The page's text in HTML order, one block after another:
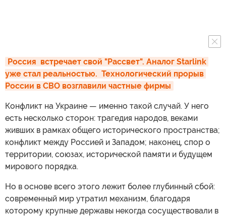
Россия  встречает свой "Рассвет". Аналог Starlink
уже стал реальностью.  Технологический прорыв
России в СВО возглавили частные фирмы
Конфликт на Украине — именно такой случай. У него
есть несколько сторон: трагедия народов, веками
живших в рамках общего исторического пространства;
конфликт между Россией и Западом; наконец, спор о
территории, союзах, исторической памяти и будущем
мирового порядка.
Но в основе всего этого лежит более глубинный сбой:
современный мир утратил механизм, благодаря
которому крупные державы некогда сосуществовали в